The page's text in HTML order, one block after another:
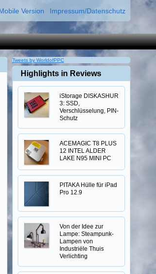
Version Impressum/Datenschutz
Tweets by WorldofPPC
Highlights in Reviews
iStorage DISKASHUR
3: SSD,
Verschlüsselung, PIN-
Schutz
ACEMAGIC T8 PLUS
12 INTEL ALDER
LAKE N95 MINI PC
PITAKA Hülle für iPad
Pro 12.9
Von der Idee zur
Lampe: Steampunk-
Lampen von
Industriële Thuis
Verlichting